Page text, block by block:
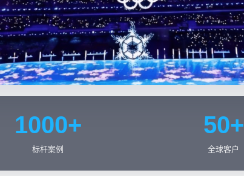
1000+
标杆案例
50+
全球客户